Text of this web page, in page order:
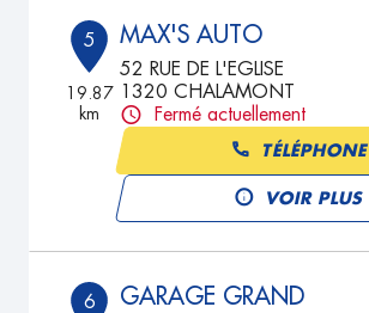
5
19.87
km
MAX'S AUTO
52 RUE DE L'EGLISE
1320 CHALAMONT
Fermé actuellement
TÉLÉPHONE
VOIR PLUS
6 GARAGE GRAND